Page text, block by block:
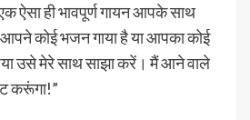
ऐसा ही भावपूर्ण गायन आपके साथ
कोई भजन गाया है या आपका कोई
उसे मेरे साथ साझा करें। मैं आने वाले
करूंगा!”